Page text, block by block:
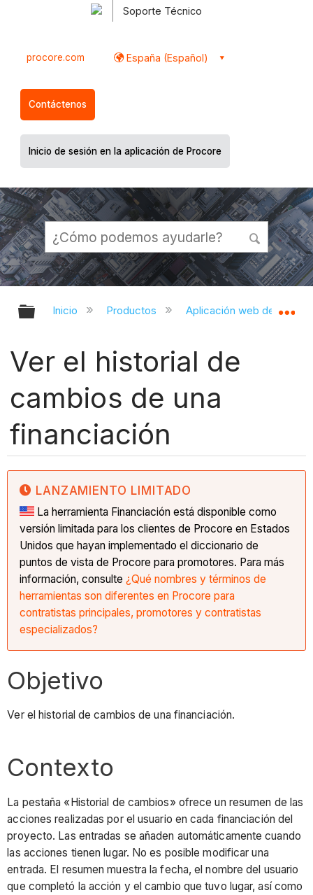
Soporte Técnico
procore.com España (Español)
Contáctenos
Inicio de sesión en la aplicación de Procore
Expandir/contraer jerarquía global
Inicio Productos Aplicación web de
Ver el historial de
cambios de una
financiación
LANZAMIENTO LIMITADO
La herramienta Financiación está disponible como
versión limitada para los clientes de Procore en Estados
Unidos que hayan implementado el diccionario de
puntos de vista de Procore para promotores. Para más
información, consulte¿Qué nombres y términos de
herramientas son diferentes en Procore para
contratistas principales, promotores y contratistas
especializados?
Objetivo
Ver el historial de cambios de una financiación.
Contexto
La pestaña «Historial de cambios» ofrece un resumen de las
acciones realizadas por el usuario en cada financiación del
proyecto. Las entradas se añaden automáticamente cuando
las acciones tienen lugar. No es posible modificar una
entrada. El resumen muestra la fecha, el nombre del usuario
que completó la acción y el cambio que tuvo lugar, así como